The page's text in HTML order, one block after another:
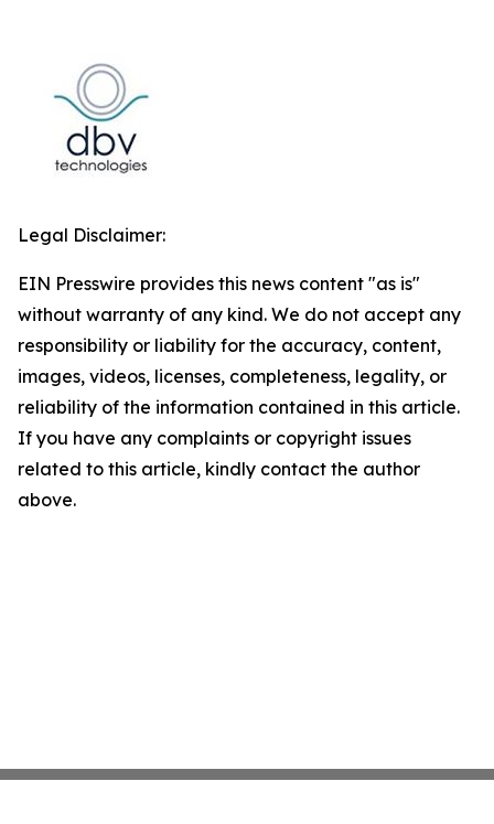
Legal Disclaimer:
EIN Presswire provides this news content "as is"
without warranty of any kind. We do not accept any
responsibility or liability for the accuracy, content,
images, videos, licenses, completeness, legality, or
reliability of the information contained in this article.
If you have any complaints or copyright issues
related to this article, kindly contact the author
above.